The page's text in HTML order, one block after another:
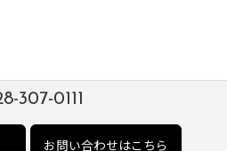
307-0111
お問い合わせはこちら